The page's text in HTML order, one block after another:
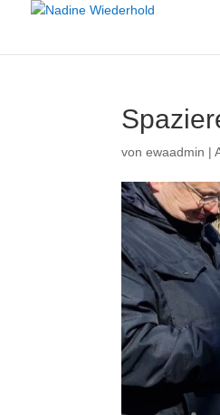
vonewaadmin |